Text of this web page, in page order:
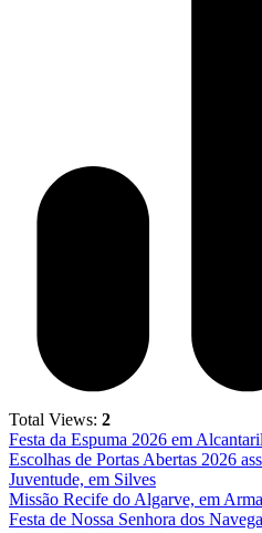
Total Views: 2
Festa da Espuma 2026 em
Escolhas de Portas Abertas 2026
Juventude, em Silves
Missão Recife do Algarve, em
Festa de Nossa Senhora dos